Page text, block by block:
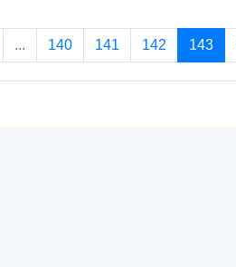
... 140 141 142 143